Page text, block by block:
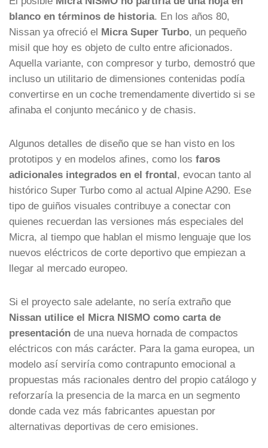
blanco en términos de historia. En los años 80,
Nissan ya ofreció el Micra Super Turbo, un pequeño
misil que hoy es objeto de culto entre aficionados.
Aquella variante, con compresor y turbo, demostró que
incluso un utilitario de dimensiones contenidas podía
convertirse en un coche tremendamente divertido si se
afinaba el conjunto mecánico y de chasis.
Algunos detalles de diseño que se han visto en los
prototipos y en modelos afines, como los faros
adicionales integrados en el frontal, evocan tanto al
histórico Super Turbo como al actual Alpine A290. Ese
tipo de guiños visuales contribuye a conectar con
quienes recuerdan las versiones más especiales del
Micra, al tiempo que hablan el mismo lenguaje que los
nuevos eléctricos de corte deportivo que empiezan a
llegar al mercado europeo.
Si el proyecto sale adelante, no sería extraño que
Nissan utilice el Micra NISMO como carta de
presentación de una nueva hornada de compactos
eléctricos con más carácter. Para la gama europea, un
modelo así serviría como contrapunto emocional a
propuestas más racionales dentro del propio catálogo y
reforzaría la presencia de la marca en un segmento
donde cada vez más fabricantes apuestan por
alternativas deportivas de cero emisiones.